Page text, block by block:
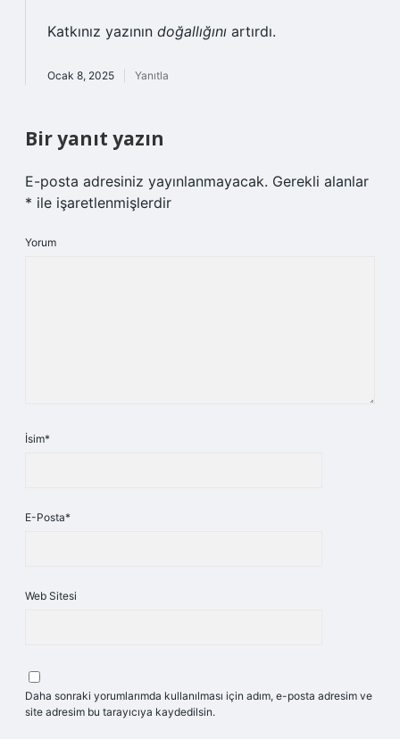
Katkınız yazının doğallığını artırdı.
Ocak 8, 2025 Yanıtla
Bir yanıt yazın
E-posta adresiniz yayınlanmayacak. Gerekli alanlar
* ile işaretlenmişlerdir
Yorum
İsim*
E-Posta*
Web Sitesi
Daha sonraki yorumlarımda kullanılması için adım, e-posta adresim ve
site adresim bu tarayıcıya kaydedilsin.